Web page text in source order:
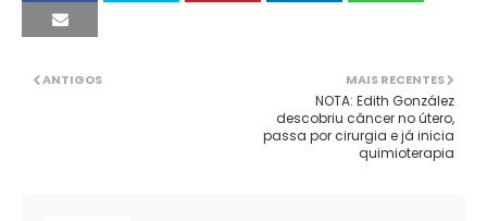
MAIS RECENTES
NOTA: Edith González
descobriu câncer no útero,
passa por cirurgia e já inicia
quimioterapia
ANTIGOS